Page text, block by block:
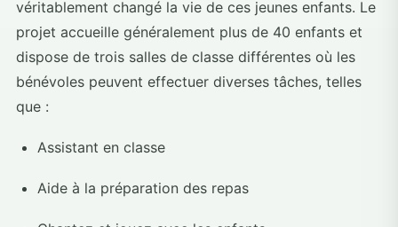
véritablement changé la vie de ces jeunes enfants. Le
projet accueille généralement plus de 40 enfants et
dispose de trois salles de classe différentes où les
bénévoles peuvent effectuer diverses tâches, telles
que :
Assistant en classe
Aide à la préparation des repas